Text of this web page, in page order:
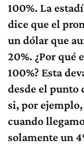
100%. La
dice que el
un dólar que
20%. ¿Por qué
100%? Esta
desde el punto
si, por
cuando
solamente un